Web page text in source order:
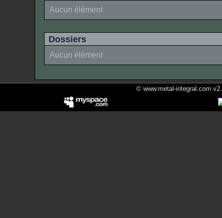
Aucun élément
Dossiers
Aucun élément
© www.metal-integral.com